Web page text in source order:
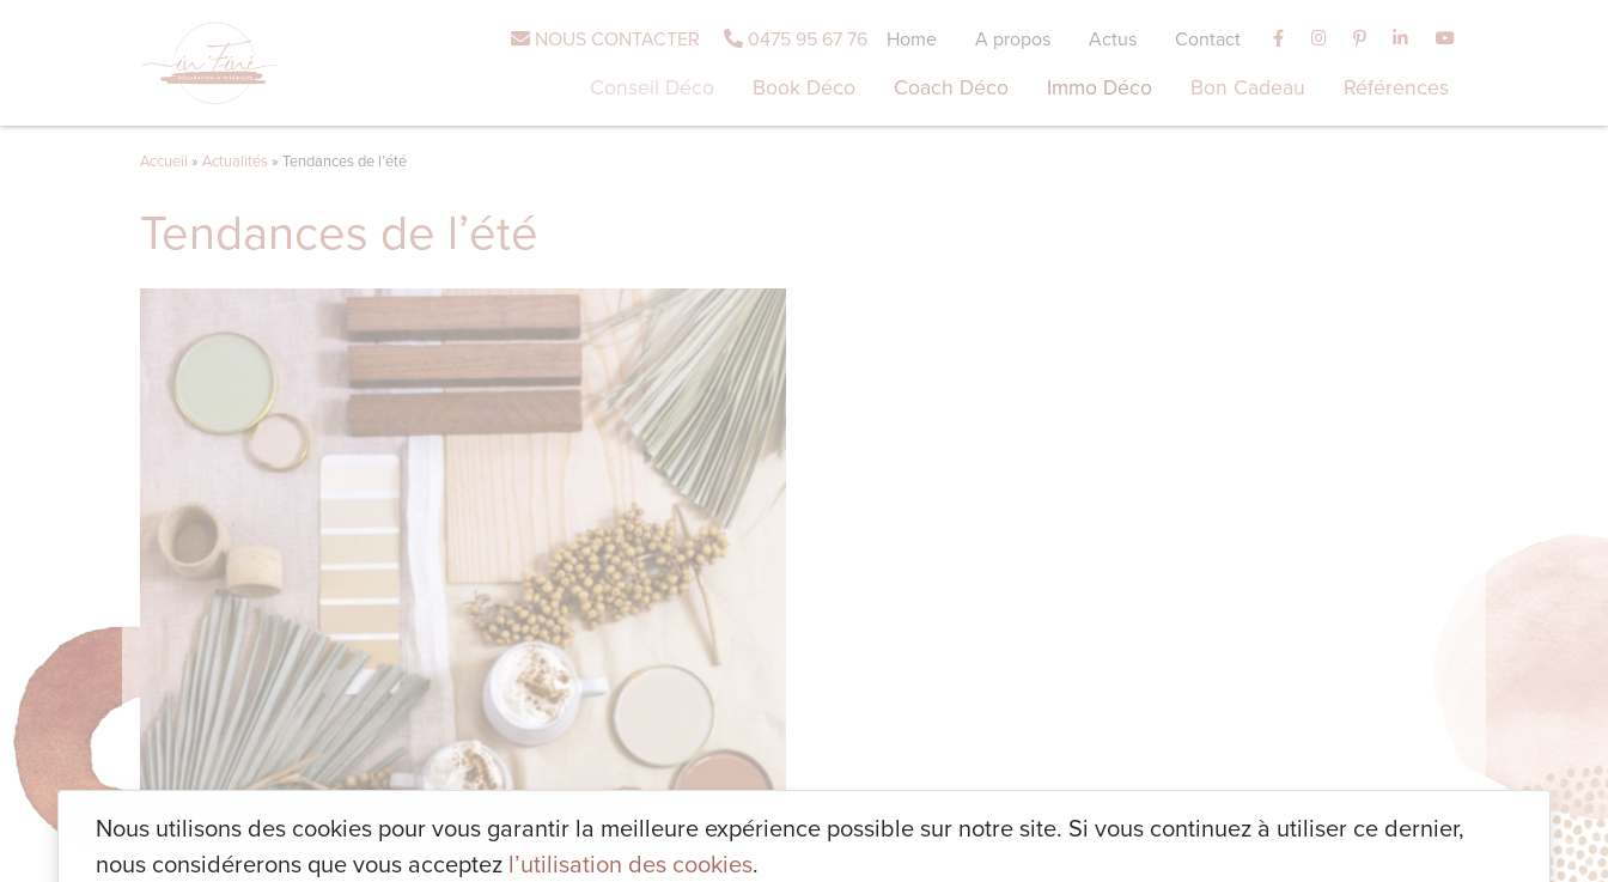
NOUS CONTACTER 0475 95 67 76
Conseil Déco Book Déco Coach Déco Immo Déco Bon Cadeau Références
Home A propos Actus Contact
Accueil » Actualités » Tendances de l’été
Tendances de l’été
Nous utilisons des cookies pour vous garantir la meilleure expérience possible sur notre site. Si vous continuez à utiliser ce dernier,
nous considérerons que vous acceptez l’utilisation des cookies.